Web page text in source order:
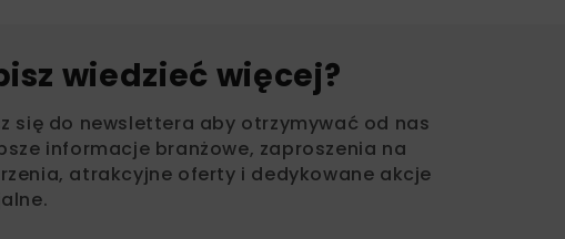
wiedzieć więcej?
się do newslettera aby otrzymywać od nas
informacje branżowe, zaproszenia na
atrakcyjne oferty i dedykowane akcje